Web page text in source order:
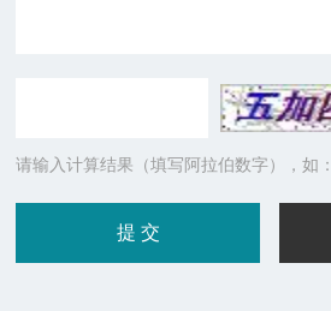
请输入计算结果（填写阿拉伯数字），如